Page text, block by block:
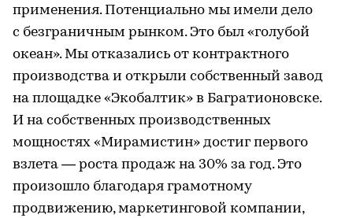
применения. Потенциально мы имели дело
с безграничным рынком. Это был «голубой
океан». Мы отказались от контрактного
производства и открыли собственный завод
на площадке «Экобалтик» в Багратионовске.
И на собственных производственных
мощностях «Мирамистин» достиг первого
взлета — роста продаж на 30% за год. Это
произошло благодаря грамотному
продвижению, маркетинговой компании,